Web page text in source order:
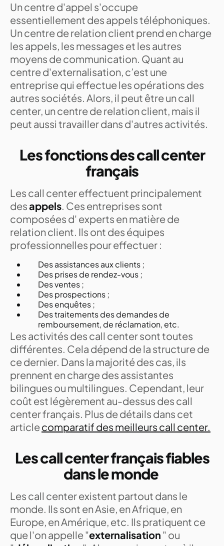
Un centre d'appel s'occupe
essentiellement des appels téléphoniques.
Un centre de relation client prend en charge
les appels, les messages et les autres
moyens de communication. Quant au
centre d'externalisation, c’est une
entreprise qui effectue les opérations des
autres sociétés. Alors, il peut être un call
center, un centre de relation client, mais il
peut aussi travailler dans d'autres activités.
Les fonctions des call center
français
Les call center effectuent principalement
desappels. Ces entreprises sont
composées d' experts en matière de
relation client. Ils ont des équipes
professionnelles pour effectuer :
Des assistances aux clients ;
Des prises de rendez-vous ;
Des ventes ;
Des prospections ;
Des enquêtes ;
Des traitements des demandes de
remboursement, de réclamation, etc.
Les activités des call center sont toutes
différentes. Cela dépend de la structure de
ce dernier. Dans la majorité des cas, ils
prennent en charge des assistantes
bilingues ou multilingues. Cependant, leur
coût est légèrement au-dessus des call
center français. Plus de détails dans cet
articlecomparatif des meilleurs call center.
Les call center français fiables
dans le monde
Les call center existent partout dans le
monde. Ils sont en Asie, en Afrique, en
Europe, en Amérique, etc. Ils pratiquent ce
que l'on appelle "externalisation " ou